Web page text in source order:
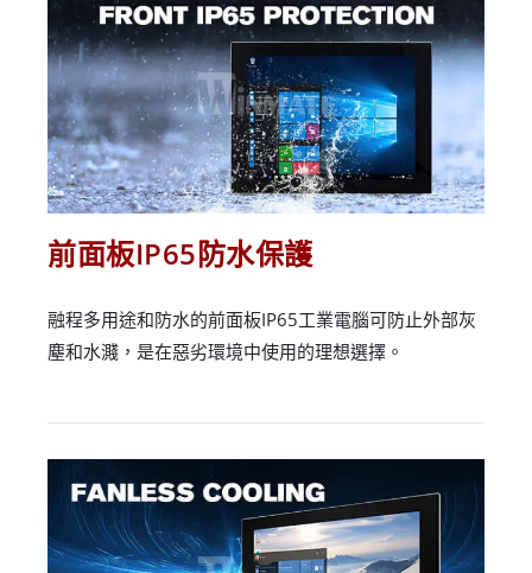
前面板IP65防水保護
融程多用途和防水的前面板IP65工業電腦可防止外部灰
塵和水濺，是在惡劣環境中使用的理想選擇。